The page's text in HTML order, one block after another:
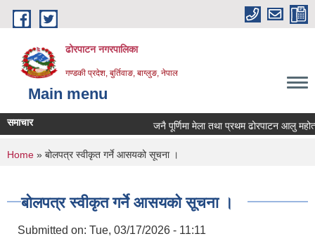
Skip to main content
ढोरपाटन नगरपालिका
गण्डकी प्रदेश, बुर्तिवाङ, बाग्लुङ, नेपाल
Main menu
समाचार जनै पूर्णिमा मेला तथा प्रथम ढोरपाटन आलु
You are here
Home » बोलपत्र स्वीकृत गर्ने आसयको सूचना ।
बोलपत्र स्वीकृत गर्ने आसयको सूचना ।
Submitted on: Tue, 03/17/2026 - 11:11